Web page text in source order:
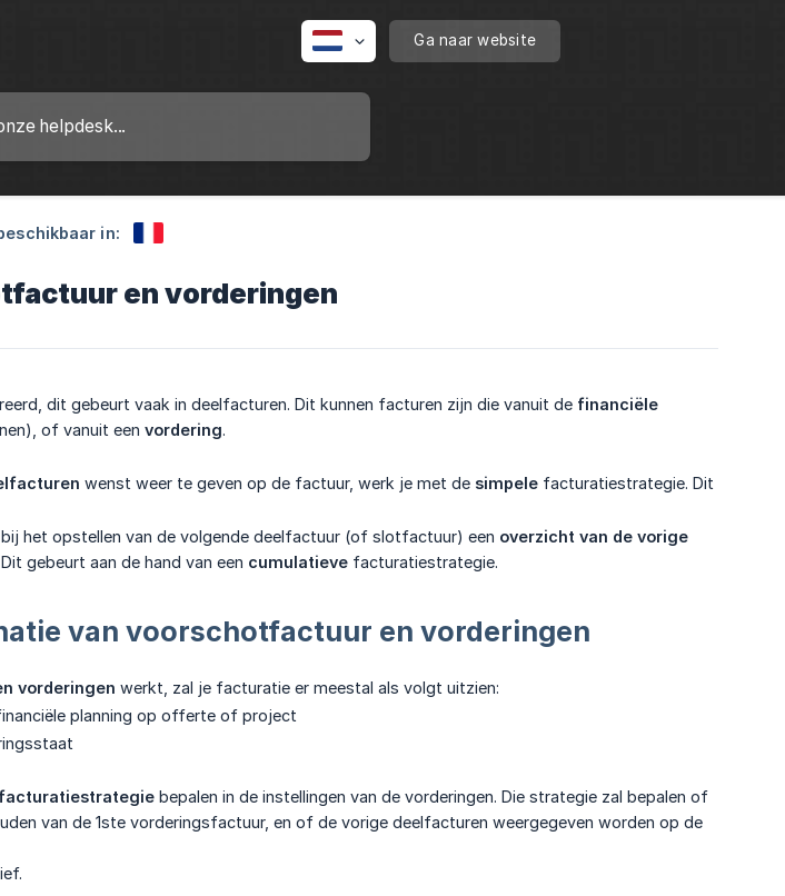
Ga naar website
in:
en vorderingen
dit gebeurt vaak in deelfacturen. Dit kunnen facturen zijn die vanuit de financiële
of vanuit een vordering.
wenst weer te geven op de factuur, werk je met de simpele facturatiestrategie. Dit
het opstellen van de volgende deelfactuur (of slotfactuur) een overzicht van de vorige
gebeurt aan de hand van een cumulatieve facturatiestrategie.
van voorschotfactuur en vorderingen
vorderingen werkt, zal je facturatie er meestal als volgt uitzien:
planning op offerte of project
facturatiestrategie bepalen in de instellingen van de vorderingen. Die strategie zal bepalen of
van de 1ste vorderingsfactuur, en of de vorige deelfacturen weergegeven worden op de